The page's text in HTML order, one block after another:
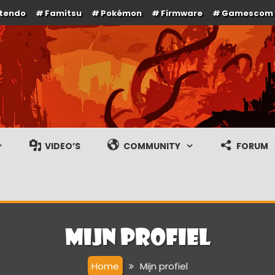
Famitsu Pokémon Firmware Gamescom
gameplay streams
VIDEO’S COMMUNITY FORUM
Mijn profiel
Home Mijn profiel